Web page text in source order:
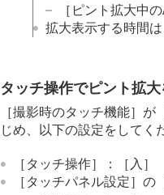
フォ
トラ
位相
横切
速度
AF乗
AFア
［ピント拡大中の
拡大表示する時間は
タッチ操作でピント拡
［撮影時のタッチ機能］ が
じめ、以下の設定をしてく
［タッチ操作］ ：
［入］
［タッチパネル設定］ の